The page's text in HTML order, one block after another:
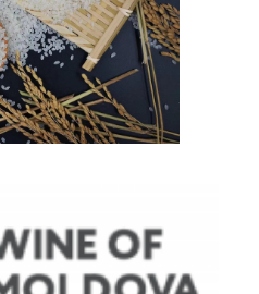
Administration for
(Meihe Rice)
and Wine from